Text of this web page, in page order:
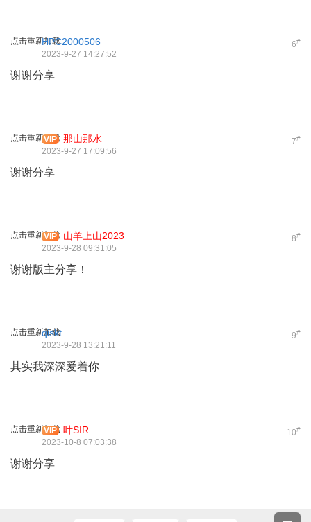
点击重新加载 6#
HPC2000506
2023-9-27 14:27:52
谢谢分享
点击重新加载 7#
VIP 那山那水
2023-9-27 17:09:56
谢谢分享
点击重新加载 8#
VIP 山羊上山2023
2023-9-28 09:31:05
谢谢版主分享！
点击重新加载 9#
qiskt
2023-9-28 13:21:11
其实我深深爱着你
点击重新加载 10#
VIP 叶SIR
2023-10-8 07:03:38
谢谢分享